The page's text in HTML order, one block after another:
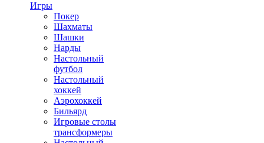
Игры
Покер
Шахматы
Шашки
Нарды
Настольный
футбол
Настольный
хоккей
Аэрохоккей
Бильярд
Игровые столы
трансформеры